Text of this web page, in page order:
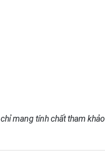
mang tính chất tham khảo